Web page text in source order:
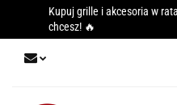
Kupuj grille i akcesoria w
chcesz! 🔥